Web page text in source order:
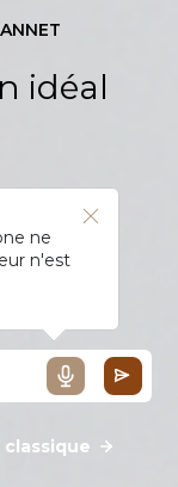
idéal
ne
n'est